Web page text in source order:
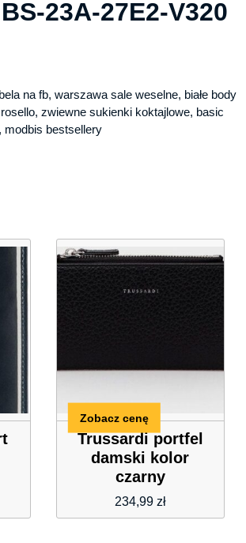
23A-27E2-V320
na fb, warszawa sale weselne, białe body
zwiewne sukienki koktajlowe, basic
modbis bestsellery
Trussardi portfel
damski kolor
czarny
234,99 zł
Zobacz cenę